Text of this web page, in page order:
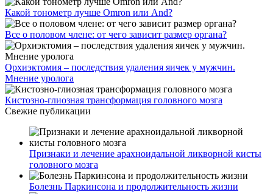
Какой тонометр лучше Omron или And?
Все о половом члене: от чего зависит размер органа?
Орхиэктомия – последствия удаления яичек у мужчин.
Мнение уролога
Кистозно-глиозная трансформация головного мозга
Свежие публикации
Признаки и лечение арахноидальной ликворной кисты
головного мозга
Болезнь Паркинсона и продолжительность жизни